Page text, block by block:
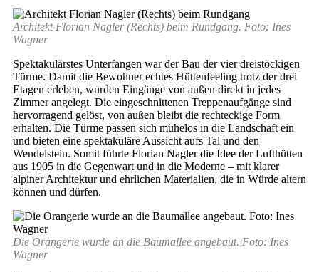
Architekt Florian Nagler (Rechts) beim Rundgang. Foto: Ines
Wagner
Spektakulärstes Unterfangen war der Bau der vier dreistöckigen
Türme. Damit die Bewohner echtes Hüttenfeeling trotz der drei
Etagen erleben, wurden Eingänge von außen direkt in jedes
Zimmer angelegt. Die eingeschnittenen Treppenaufgänge sind
hervorragend gelöst, von außen bleibt die rechteckige Form
erhalten. Die Türme passen sich mühelos in die Landschaft ein
und bieten eine spektakuläre Aussicht aufs Tal und den
Wendelstein. Somit führte Florian Nagler die Idee der Lufthütten
aus 1905 in die Gegenwart und in die Moderne – mit klarer
alpiner Architektur und ehrlichen Materialien, die in Würde altern
können und dürfen.
Die Orangerie wurde an die Baumallee angebaut. Foto: Ines
Wagner